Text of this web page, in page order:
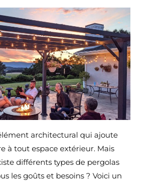
architectural qui ajoute
à tout espace extérieur. Mais
différents types de pergolas
les goûts et besoins ? Voici un